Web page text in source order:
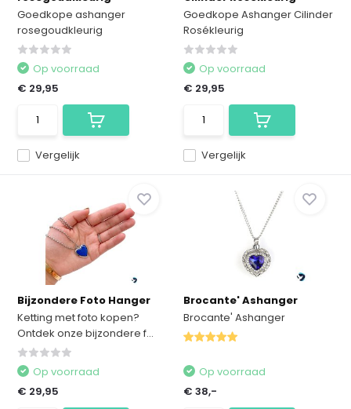
Goedkope ashanger
rosegoudkleurig
Vergelijk
Op voorraad
€ 29,95
Goedkope Ashanger Cilinder
Rosékleurig
Vergelijk
Op voorraad
€ 29,95
Bijzondere Foto Hanger
Ketting met foto kopen?
Ontdek onze bijzondere f...
Op voorraad
€ 29,95
Brocante' Ashanger
Brocante' Ashanger
Op voorraad
€ 38,-